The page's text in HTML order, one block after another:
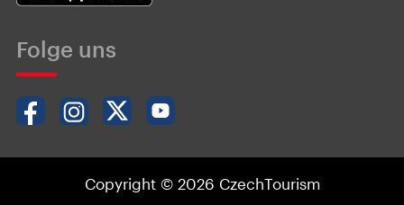
Folge uns
Copyright © 2026 CzechTourism